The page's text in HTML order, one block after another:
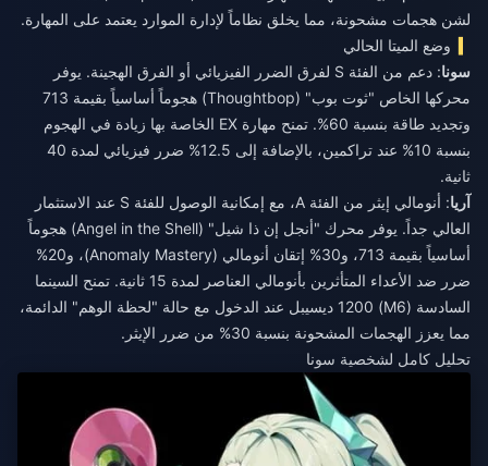
لشن هجمات مشحونة، مما يخلق نظاماً لإدارة الموارد يعتمد على المهارة.
وضع الميتا الحالي
سونا
: دعم من الفئة S لفرق الضرر الفيزيائي أو الفرق الهجينة. يوفر
محركها الخاص "ثوت بوب" (Thoughtbop) هجوماً أساسياً بقيمة 713
وتجديد طاقة بنسبة 60%. تمنح مهارة EX الخاصة بها زيادة في الهجوم
بنسبة 10% عند تراكمين، بالإضافة إلى 12.5% ضرر فيزيائي لمدة 40
ثانية.
آريا
: أنومالي إيثر من الفئة A، مع إمكانية الوصول للفئة S عند الاستثمار
العالي جداً. يوفر محرك "أنجل إن ذا شيل" (Angel in the Shell) هجوماً
أساسياً بقيمة 713، و30% إتقان أنومالي (Anomaly Mastery)، و20%
ضرر ضد الأعداء المتأثرين بأنومالي العناصر لمدة 15 ثانية. تمنح السينما
السادسة (M6) 1200 ديسيبل عند الدخول مع حالة "لحظة الوهم" الدائمة،
مما يعزز الهجمات المشحونة بنسبة 30% من ضرر الإيثر.
تحليل كامل لشخصية سونا